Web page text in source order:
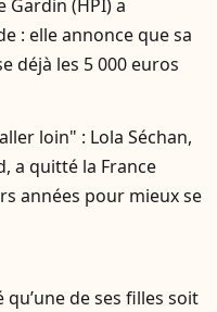
Gardin (HPI) a
: elle annonce que sa
déjà les 5 000 euros
loin" : Lola Séchan,
a quitté la France
années pour mieux se
de ses filles soit